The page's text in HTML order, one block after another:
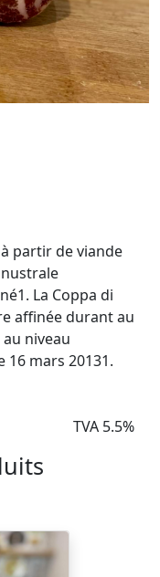
partir de viande
La Coppa di
affinée durant au
niveau
16 mars 20131.
TVA 5.5%